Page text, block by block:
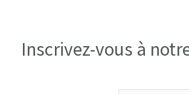
Inscrivez-vous à